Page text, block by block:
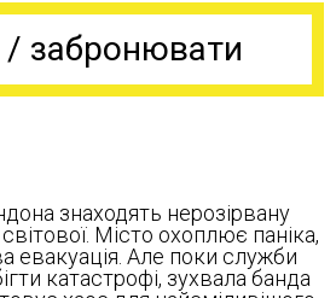
/ забронювати
знаходять нерозірвану
Місто охоплює паніка,
евакуація. Але поки служби
катастрофі, зухвала банда